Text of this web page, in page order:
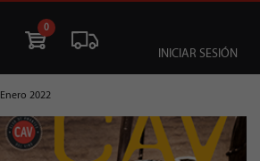
0
INICIAR SESIÓN
Enero 2022